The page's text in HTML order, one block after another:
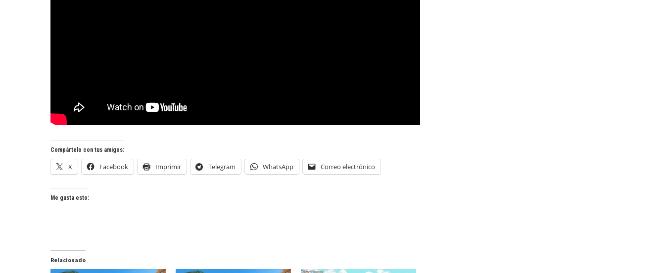
Compártelo con tus amigos:
X Facebook Imprimir Telegram WhatsApp Correo electrónico
Me gusta esto:
Relacionado